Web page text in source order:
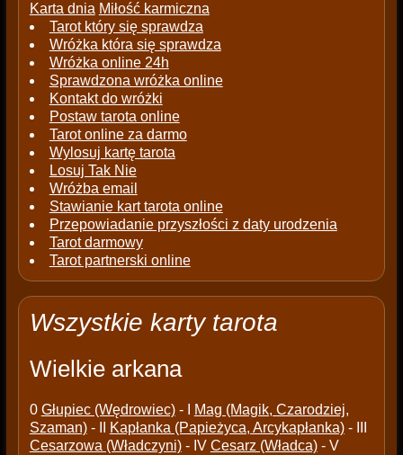
Karta dnia Miłość karmiczna
Tarot który się sprawdza
Wróżka która się sprawdza
Wróżka online 24h
Sprawdzona wróżka online
Kontakt do wróżki
Postaw tarota online
Tarot online za darmo
Wylosuj kartę tarota
Losuj Tak Nie
Wróżba email
Stawianie kart tarota online
Przepowiadanie przyszłości z daty urodzenia
Tarot darmowy
Tarot partnerski online
Wszystkie karty tarota
Wielkie arkana
0 Głupiec (Wędrowiec)- I
Mag (Magik, Czarodziej,
Szaman)- II Kapłanka (Papieżyca, Arcykapłanka)- III
Cesarzowa (Władczyni)- IV Cesarz (Władca)- V